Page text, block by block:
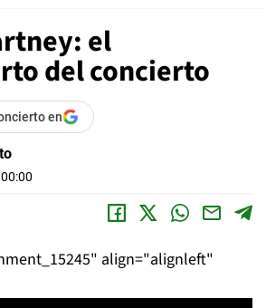
el
del concierto
en
align="alignleft"